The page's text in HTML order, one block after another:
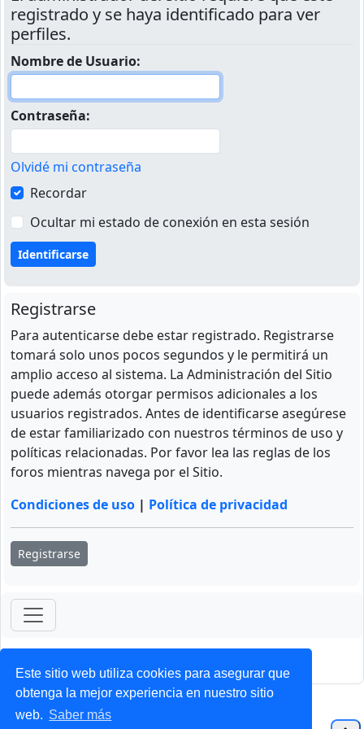
Este sitio web utiliza cookies para asegurar que
obtenga la mejor experiencia en nuestro sitio
web. Saber más
registrado y se haya identificado para ver
perfiles.
Nombre de Usuario:
Contraseña:
Olvidé mi contraseña
Recordar
Ocultar mi estado de conexión en esta sesión
Registrarse
Para autenticarse debe estar registrado. Registrarse
tomará solo unos pocos segundos y le permitirá un
amplio acceso al sistema. La Administración del Sitio
puede además otorgar permisos adicionales a los
usuarios registrados. Antes de identificarse asegúrese
de estar familiarizado con nuestros términos de uso y
políticas relacionadas. Por favor lea las reglas de los
foros mientras navega por el Sitio.
Condiciones de uso | Política de privacidad
Registrarse
ForoClub 2025
Privacidad| Condiciones